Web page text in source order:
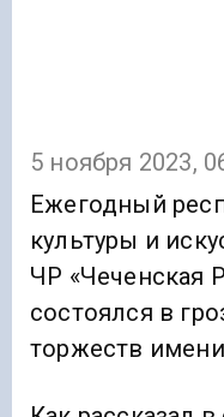
5 ноября 2023,
Ежегодный
культуры и
ЧР «Чеченская
состоялся в
торжеств